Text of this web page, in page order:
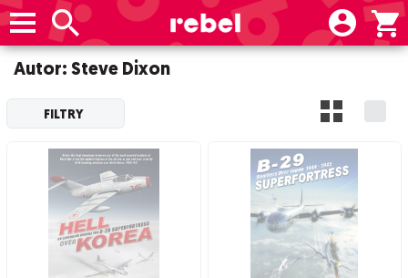
Autor: Steve Dixon
FILTRY